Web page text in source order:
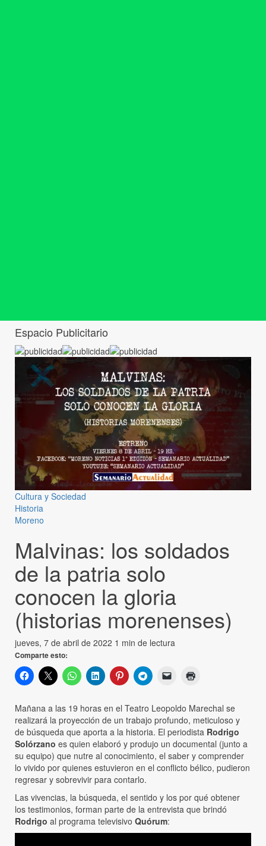
Espacio Publicitario
Cultura y Sociedad
Historia
Moreno
Malvinas: los soldados
de la patria solo
conocen la gloria
(historias morenenses)
jueves, 7 de abril de 2022 1 min de lectura
Comparte esto:
Mañana a las 19 horas en el Teatro Leopoldo Marechal se
realizará la proyección de un trabajo profundo, meticuloso y
de búsqueda que aporta a la historia. El periodista Rodrigo
Solórzano es quien elaboró y produjo un documental (junto a
su equipo) que nutre al conocimiento, el saber y comprender
lo vivido por quienes estuvieron en el conflicto bélico, pudieron
regresar y sobrevivir para contarlo.
Las vivencias, la búsqueda, el sentido y los por qué obtener
los testimonios, forman parte de la entrevista que brindó
Rodrigo al programa televisivo Quórum: